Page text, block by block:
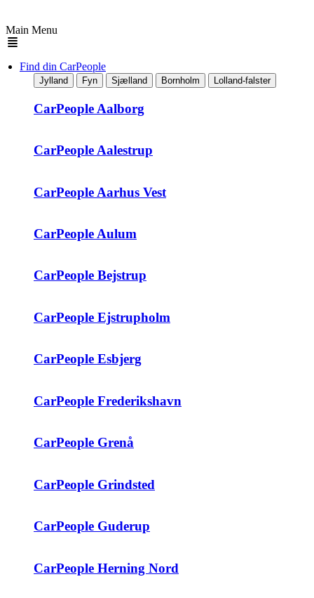
Main Menu
Find din CarPeople
Jylland Fyn Sjælland Bornholm Lolland-falster
CarPeople Aalborg
CarPeople Aalestrup
CarPeople Aarhus Vest
CarPeople Aulum
CarPeople Bejstrup
CarPeople Ejstrupholm
CarPeople Esbjerg
CarPeople Frederikshavn
CarPeople Grenå
CarPeople Grindsted
CarPeople Guderup
CarPeople Herning Nord